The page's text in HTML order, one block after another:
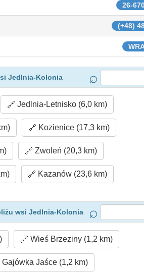
26-
(+48)
Jedlnia-Kolonia
Jedlnia-Letnisko (6,0 km)
Kozienice (17,3 km)
Zwoleń (20,3 km)
Kazanów (23,6 km)
wsi Jedlnia-Kolonia
Wieś Brzeziny (1,2 km)
Jaśce (1,2 km)